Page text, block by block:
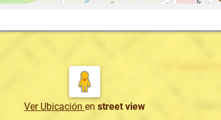
Ver Ubicación en street view